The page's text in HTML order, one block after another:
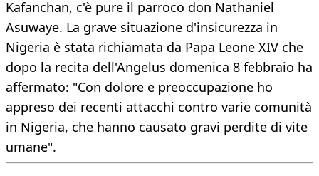
Kafanchan, c'è pure il parroco don Nathaniel
Asuwaye. La grave situazione d'insicurezza in
Nigeria è stata richiamata da Papa Leone XIV che
dopo la recita dell'Angelus domenica 8 febbraio ha
affermato: "Con dolore e preoccupazione ho
appreso dei recenti attacchi contro varie comunità
in Nigeria, che hanno causato gravi perdite di vite
umane".